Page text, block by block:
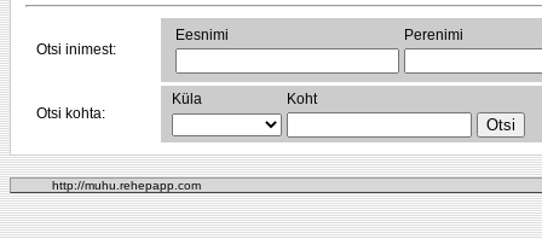
Otsi inimest:
Eesnimi Perenimi
Otsi kohta:
Küla Koht
http://muhu.rehepapp.com